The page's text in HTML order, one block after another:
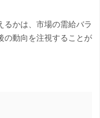
るかは、市場の需給バラ
の動向を注視することが